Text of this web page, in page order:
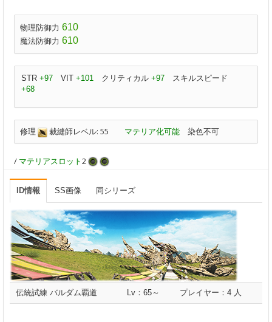
物理防御力 610
魔法防御力 610
STR +97 VIT +101 クリティカル +97 スキルスピード
+68
修理 裁縫師レベル: 55 マテリア化可能 染色不可
/ マテリアスロット2
ID情報 SS画像 同シリーズ
伝統試練 バルダム覇道 Lv：65～ プレイヤー：4 人